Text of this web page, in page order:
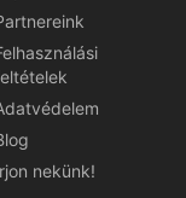
nekünk!